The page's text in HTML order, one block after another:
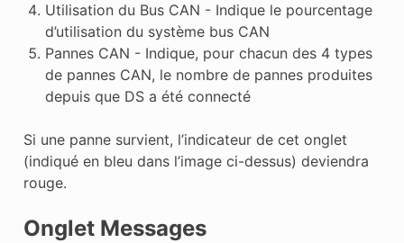
Utilisation du Bus CAN - Indique le pourcentage
d’utilisation du système bus CAN
Pannes CAN - Indique, pour chacun des 4 types
de pannes CAN, le nombre de pannes produites
depuis que DS a été connecté
Si une panne survient, l’indicateur de cet onglet
(indiqué en bleu dans l’image ci-dessus) deviendra
rouge.
Onglet Messages